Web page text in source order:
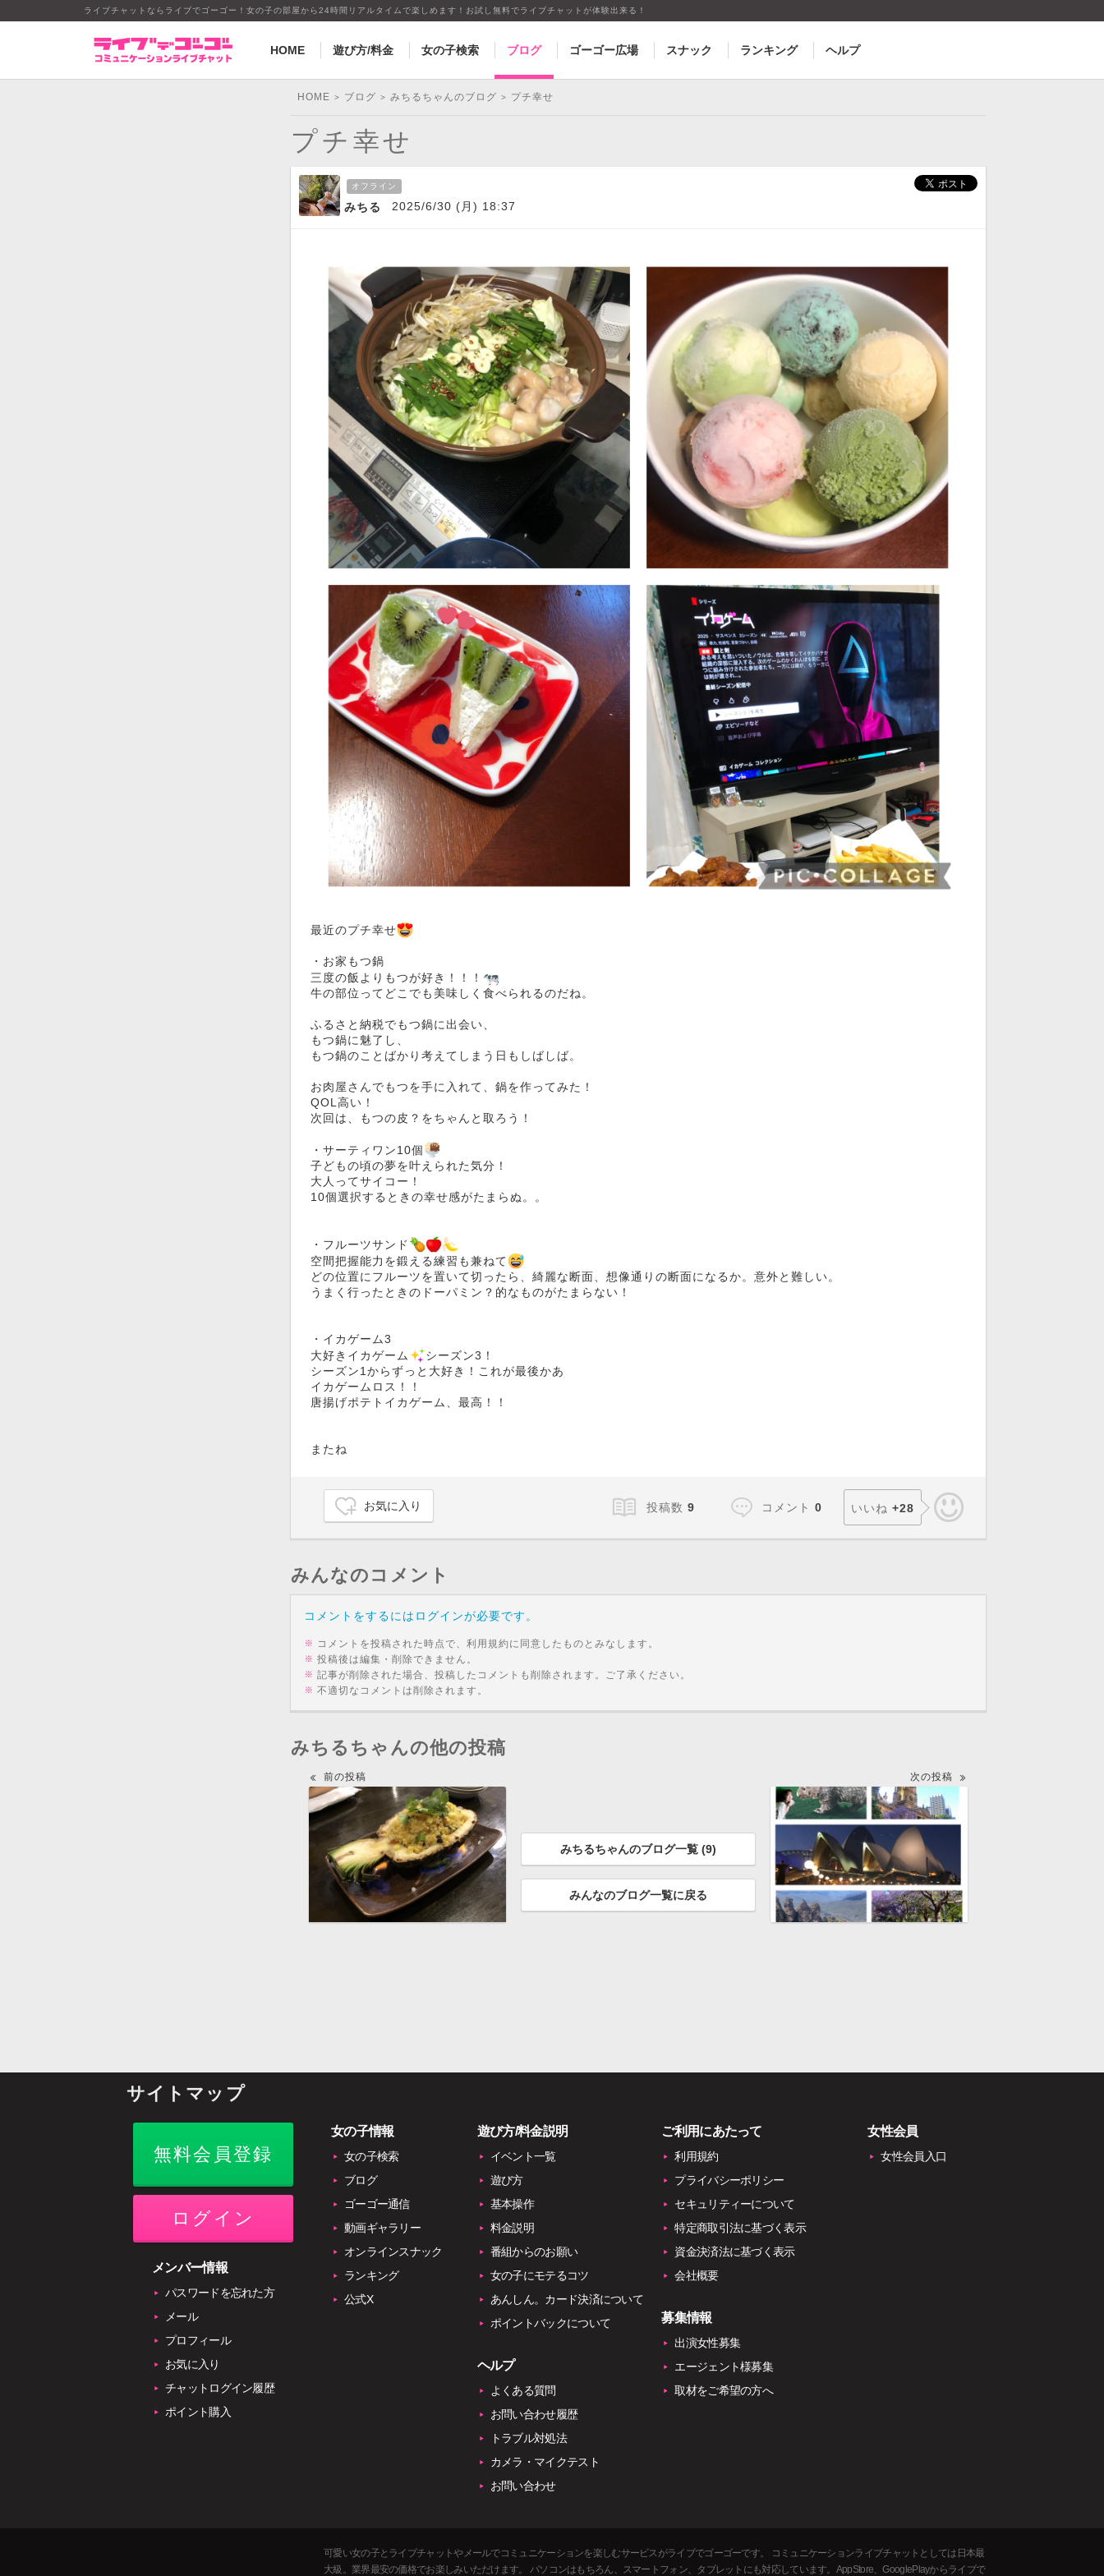
ライブチャットならライブでゴーゴー！女の子の部屋から24時間リアルタイムで楽しめます！お試し無料でライブチャットが体験出来る！
HOME 遊び方/料金 女の子検索 ブログ ゴーゴー広場 スナック ランキング ヘルプ
HOME > ブログ > みちるちゃんのブログ > プチ幸せ
プチ幸せ
オフライン
みちる 2025/6/30 (月) 18:37
最近のプチ幸せ
・お家もつ鍋
三度の飯よりもつが好き！！！
牛の部位ってどこでも美味しく食べられるのだね。
ふるさと納税でもつ鍋に出会い、
もつ鍋に魅了し、
もつ鍋のことばかり考えてしまう日もしばしば。
お肉屋さんでもつを手に入れて、鍋を作ってみた！
QOL高い！
次回は、もつの皮？をちゃんと取ろう！
・サーティワン10個
子どもの頃の夢を叶えられた気分！
大人ってサイコー！
10個選択するときの幸せ感がたまらぬ。。
・フルーツサンド
空間把握能力を鍛える練習も兼ねて
どの位置にフルーツを置いて切ったら、綺麗な断面、想像通りの断面になるか。意外と難しい。
うまく行ったときのドーパミン？的なものがたまらない！
・イカゲーム3
大好きイカゲーム
シーズン3！
シーズン1からずっと大好き！これが最後かあ
イカゲームロス！！
唐揚げポテトイカゲーム、最高！！
またね
お気に入り 投稿数 9 コメント 0 いいね +28
みんなのコメント
コメントをするにはログインが必要です。
コメントを投稿された時点で、利用規約に同意したものとみなします。
投稿後は編集・削除できません。
記事が削除された場合、投稿したコメントも削除されます。ご了承ください。
不適切なコメントは削除されます。
みちるちゃんの他の投稿
前の投稿 次の投稿
みちるちゃんのブログ一覧 (9)
みんなのブログ一覧に戻る
サイトマップ
無料会員登録
ログイン
メンバー情報
パスワードを忘れた方
メール
プロフィール
お気に入り
チャットログイン履歴
ポイント購入
女の子情報
女の子検索
ブログ
ゴーゴー通信
動画ギャラリー
オンラインスナック
ランキング
公式X
遊び方/料金説明
イベント一覧
遊び方
基本操作
料金説明
番組からのお願い
女の子にモテるコツ
あんしん。カード決済について
ポイントバックについて
ヘルプ
よくある質問
お問い合わせ履歴
トラブル対処法
カメラ・マイクテスト
お問い合わせ
ご利用にあたって
利用規約
プライバシーポリシー
セキュリティーについて
特定商取引法に基づく表示
資金決済法に基づく表示
会社概要
募集情報
出演女性募集
エージェント様募集
取材をご希望の方へ
女性会員
女性会員入口
可愛い女の子とライブチャットやメールでコミュニケーションを楽しむサービスがライブでゴーゴーです。 コミュニケーションライブチャットとしては日本最
大級。業界最安の価格でお楽しみいただけます。 パソコンはもちろん、スマートフォン、タブレットにも対応しています。AppStore、GooglePlayからライブで